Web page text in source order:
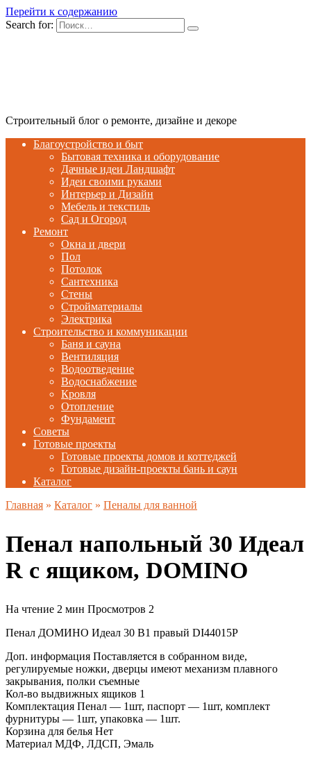
Перейти к содержанию
Search for:
Строительный блог о ремонте, дизайне и декоре
Благоустройство и быт
Бытовая техника и оборудование
Дачные идеи Ландшафт
Идеи своими руками
Интерьер и Дизайн
Мебель и текстиль
Сад и Огород
Ремонт
Окна и двери
Пол
Потолок
Сантехника
Стены
Стройматериалы
Электрика
Строительство и коммуникации
Баня и сауна
Вентиляция
Водоотведение
Водоснабжение
Кровля
Отопление
Фундамент
Советы
Готовые проекты
Готовые проекты домов и коттеджей
Готовые дизайн-проекты бань и саун
Каталог
Главная » Каталог » Пеналы для ванной
Пенал напольный 30 Идеал
R с ящиком, DOMINO
На чтение 2 мин Просмотров 2
Пенал ДОМИНО Идеал 30 В1 правый DI44015P
Доп. информация Поставляется в собранном виде,
регулируемые ножки, дверцы имеют механизм плавного
закрывания, полки съемные
Кол-во выдвижных ящиков 1
Комплектация Пенал — 1шт, паспорт — 1шт, комплект
фурнитуры — 1шт, упаковка — 1шт.
Корзина для белья Нет
Материал МДФ, ЛДСП, Эмаль